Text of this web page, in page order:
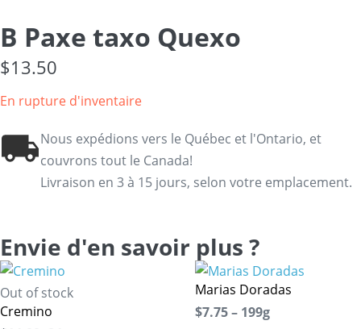
B Paxe taxo Quexo
$13.50
En rupture d'inventaire
Nous expédions vers le Québec et l'Ontario, et
couvrons tout le Canada!
Livraison en 3 à 15 jours, selon votre emplacement.
Envie d'en savoir plus ?
Out of stock
Cremino
Marias Doradas
$7.75 – 199g